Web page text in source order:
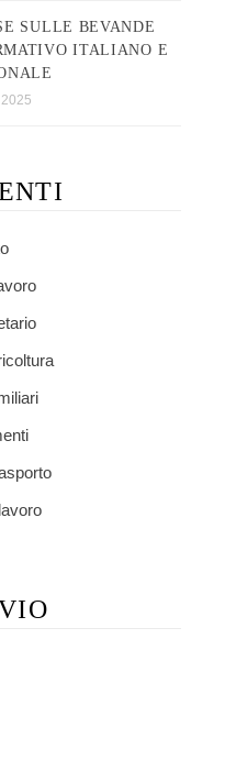
SULLE BEVANDE
ITALIANO E